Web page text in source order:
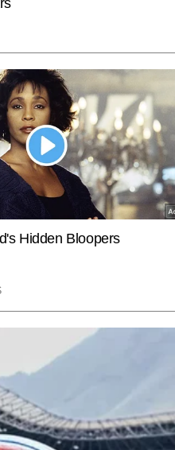
से अधिक न्यूज रिपोर्ट लिख चुके हैं।
पाठकों के जीवन और उनकी रोजमर्रा की